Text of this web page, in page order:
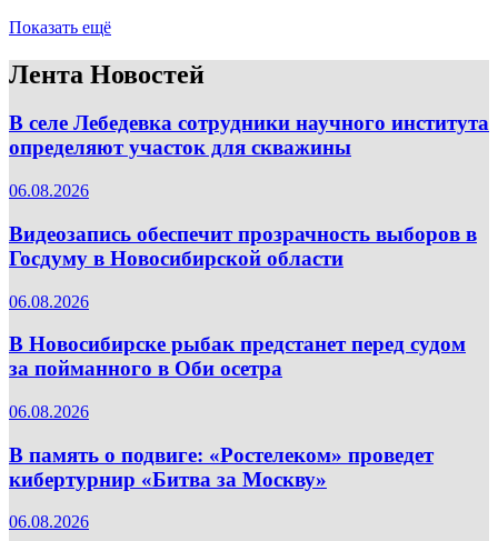
Показать ещё
Лента Новостей
В селе Лебедевка сотрудники научного института
определяют участок для скважины
06.08.2026
Видеозапись обеспечит прозрачность выборов в
Госдуму в Новосибирской области
06.08.2026
В Новосибирске рыбак предстанет перед судом
за пойманного в Оби осетра
06.08.2026
В память о подвиге: «Ростелеком» проведет
кибертурнир «Битва за Москву»
06.08.2026